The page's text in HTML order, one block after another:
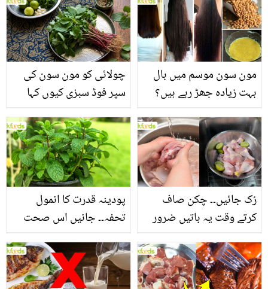
چولائی کو مون سون کی
سپر فوڈ سبزی کیوں کہا
منرلز اور اینٹی آکسیڈنٹس
سے بھرپور اس سبزی کے
فائدے
مون سون موسم میں بال
بہت زیادہ جھڑ رہے ہیں؟
بنانے کے چند قدرتی طریقے
پودینہ قدرت کا انمول
تحفہ۔۔ جانیں اس صحت
انگیز طبی فوائد
رُک جائیں۔۔ چکن صاف
کرتے وقت یہ باتیں ضرور